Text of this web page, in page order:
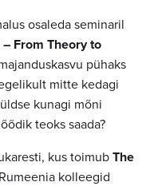
osaleda seminaril
From Theory to
pühaks
mitte kedagi
kunagi mõni
teoks saada?
kus toimub The
kolleegid